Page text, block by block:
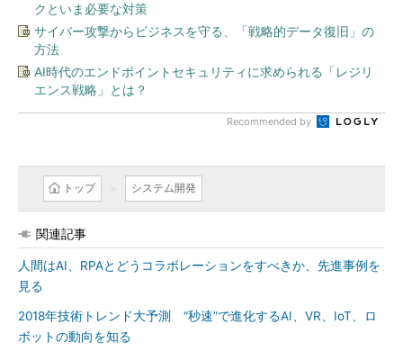
クといま必要な対策
サイバー攻撃からビジネスを守る、「戦略的データ復旧」の
方法
AI時代のエンドポイントセキュリティに求められる「レジリ
エンス戦略」とは？
Recommended by
トップ システム開発
関連記事
人間はAI、RPAとどうコラボレーションをすべきか、先進事例を
見る
2018年技術トレンド大予測 “秒速”で進化するAI、VR、IoT、ロ
ボットの動向を知る